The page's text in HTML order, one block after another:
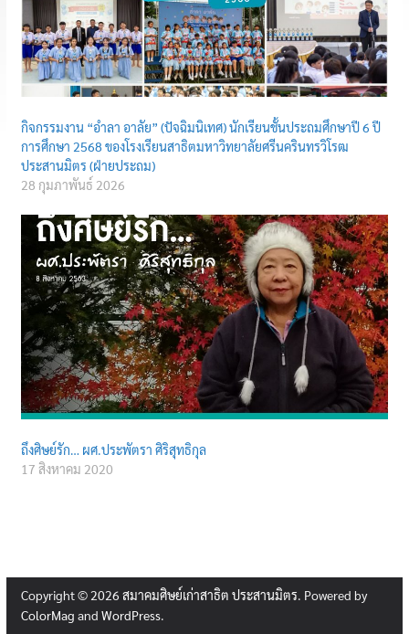
กิจกรรมงาน “อำลา อาลัย” (ปัจฉิมนิเทศ) นักเรียนชั้นประถมศึกษาปี 6 ปี
การศึกษา 2568 ของโรงเรียนสาธิตมหาวิทยาลัยศรีนครินทรวิโรฒ
ประสานมิตร (ฝ่ายประถม)
28 กุมภาพันธ์ 2026
ถึงศิษย์รัก… ผศ.ประพัตรา ศิริสุทธิกุล
17 สิงหาคม 2020
Copyright © 2026 สมาคมศิษย์เก่าสาธิต ประสานมิตร. Powered by
ColorMag and WordPress.